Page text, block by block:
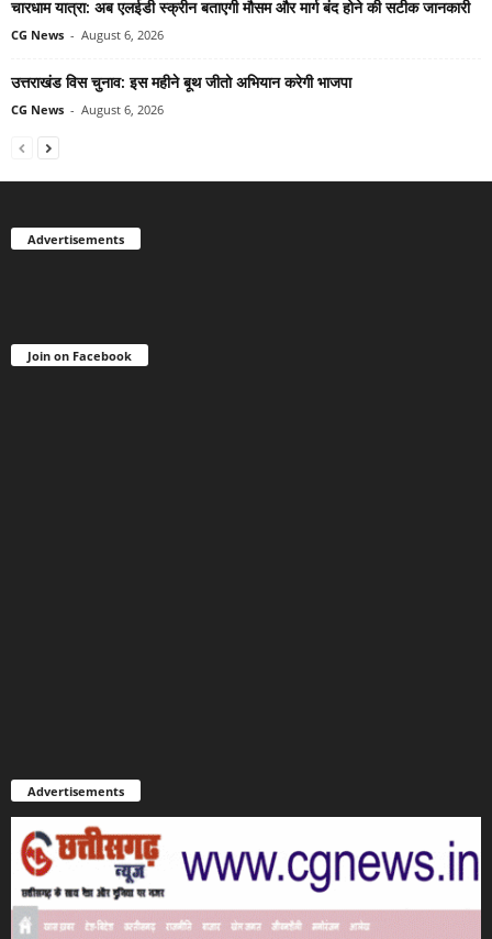
चारधाम यात्रा: अब एलईडी स्क्रीन बताएगी मौसम और मार्ग बंद होने की सटीक जानकारी
CG News - August 6, 2026
उत्तराखंड विस चुनाव: इस महीने बूथ जीतो अभियान करेगी भाजपा
CG News - August 6, 2026
Advertisements
Join on Facebook
Advertisements